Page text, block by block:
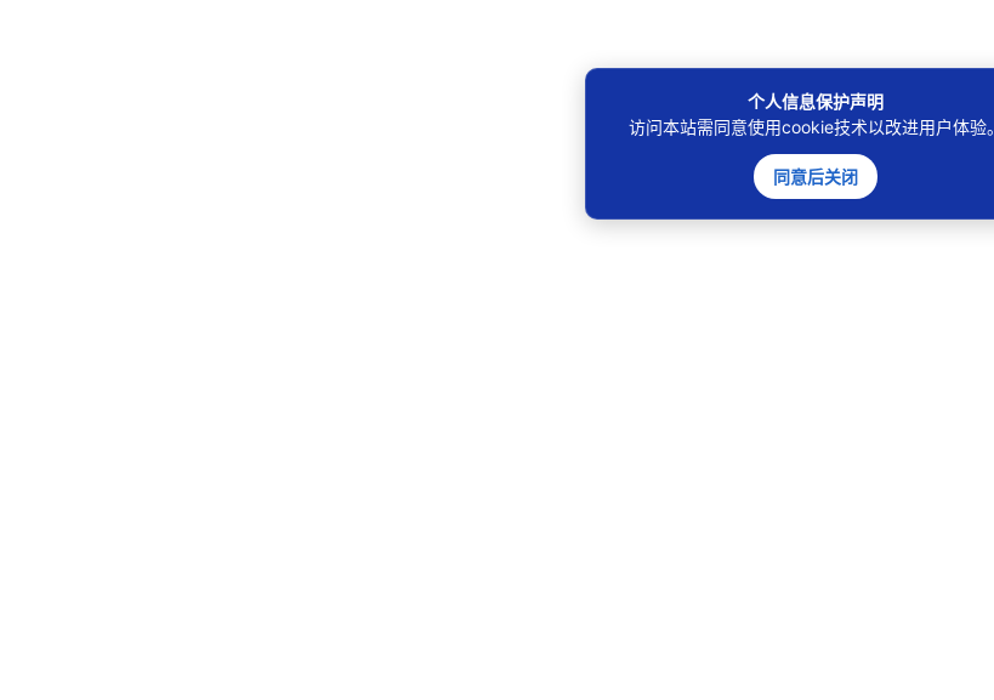
个人信息保护声明
访问本站需同意使用cookie技术以改进用户体验。
同意后关闭